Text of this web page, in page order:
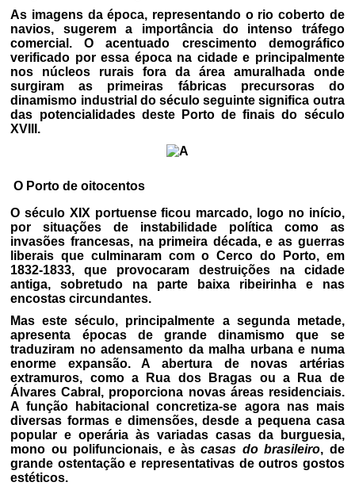
As imagens da época, representando o rio coberto de
navios, sugerem a importância do intenso tráfego
comercial. O acentuado crescimento demográfico
verificado por essa época na cidade e principalmente
nos núcleos rurais fora da área amuralhada onde
surgiram as primeiras fábricas precursoras do
dinamismo industrial do século seguinte significa outra
das potencialidades deste Porto de finais do século
XVIII.
O Porto de oitocentos
O século XIX portuense ficou marcado, logo no início,
por situações de instabilidade política como as
invasões francesas, na primeira década, e as guerras
liberais que culminaram com o Cerco do Porto, em
1832-1833, que provocaram destruições na cidade
antiga, sobretudo na parte baixa ribeirinha e nas
encostas circundantes.
Mas este século, principalmente a segunda metade,
apresenta épocas de grande dinamismo que se
traduziram no adensamento da malha urbana e numa
enorme expansão. A abertura de novas artérias
extramuros, como a Rua dos Bragas ou a Rua de
Álvares Cabral, proporciona novas áreas residenciais.
A função habitacional concretiza-se agora nas mais
diversas formas e dimensões, desde a pequena casa
popular e operária às variadas casas da burguesia,
mono ou polifuncionais, e àscasas do brasileiro, de
grande ostentação e representativas de outros gostos
estéticos.